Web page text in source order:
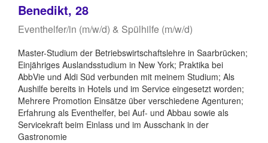
Benedikt, 28
Eventhelfer/in (m/w/d) & Spülhilfe (m/w/d)
Master-Studium der Betriebswirtschaftslehre in Saarbrücken;
Einjähriges Auslandsstudium in New York; Praktika bei
AbbVie und Aldi Süd verbunden mit meinem Studium; Als
Aushilfe bereits in Hotels und im Service eingesetzt worden;
Mehrere Promotion Einsätze über verschiedene Agenturen;
Erfahrung als Eventhelfer, bei Auf- und Abbau sowie als
Servicekraft beim Einlass und im Ausschank in der
Gastronomie